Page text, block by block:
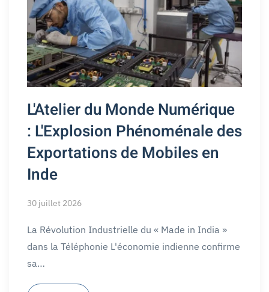
L'Atelier du Monde Numérique
: L'Explosion Phénoménale des
Exportations de Mobiles en
Inde
30 juillet 2026
La Révolution Industrielle du « Made in India »
dans la Téléphonie L'économie indienne confirme
sa…